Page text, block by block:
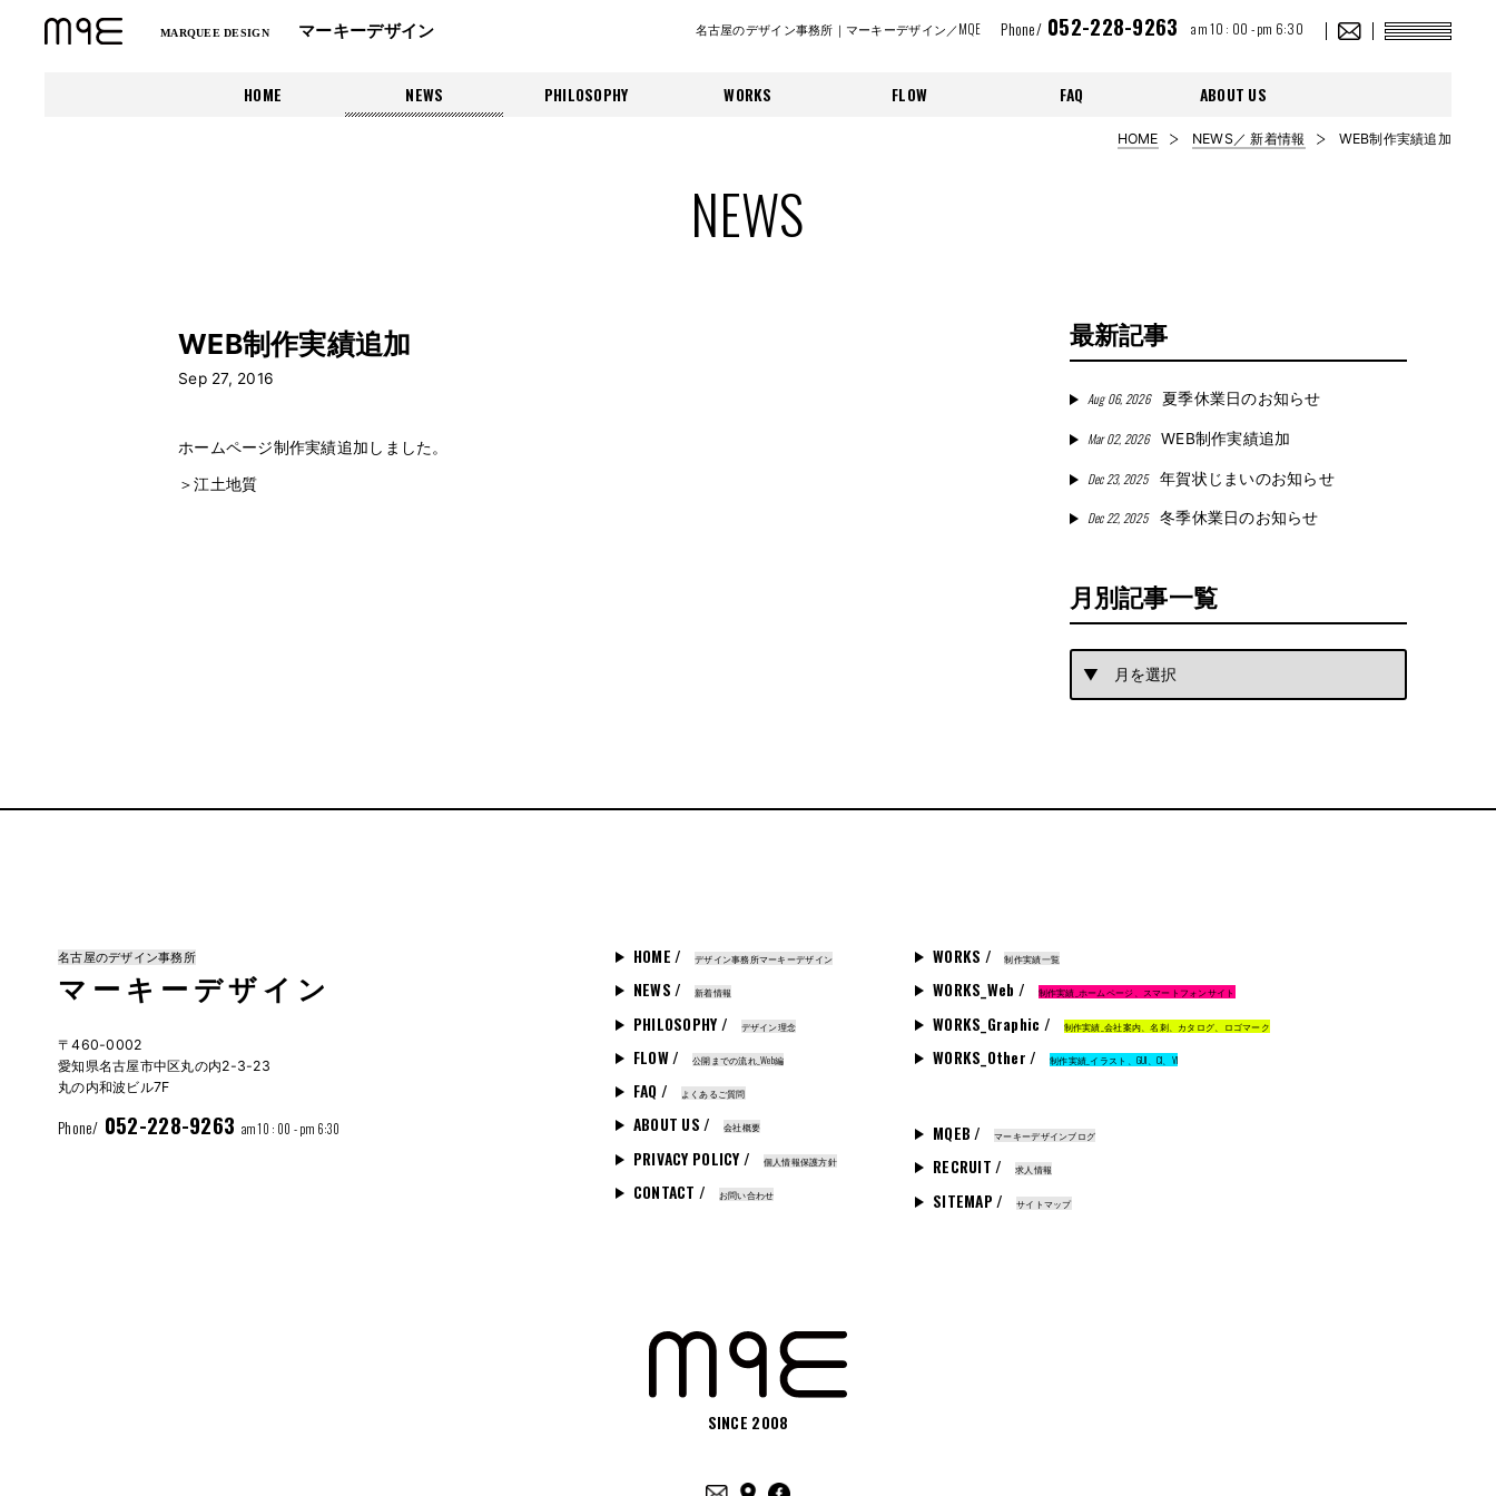
MARQUEE DESIGN マーキーデザイン 名古屋のデザイン事務所｜マーキーデザイン／MQE Phone/052-228-9263 am 10 : 00 - pm 6:30
HOME NEWS PHILOSOPHY WORKS FLOW FAQ ABOUT US
HOME NEWS／ 新着情報 WEB制作実績追加
NEWS
WEB制作実績追加
Sep 27, 2016
ホームページ制作実績追加しました。
＞江土地質
最新記事
Aug 06, 2026 夏季休業日のお知らせ
Mar 02, 2026 WEB制作実績追加
Dec 23, 2025 年賀状じまいのお知らせ
Dec 22, 2025 冬季休業日のお知らせ
月別記事一覧
HOME / デザイン事務所マーキーデザイン
NEWS / 新着情報
PHILOSOPHY / デザイン理念
FLOW / 公開までの流れ_Web編
FAQ / よくあるご質問
ABOUT US / 会社概要
PRIVACY POLICY / 個人情報保護方針
CONTACT / お問い合わせ
WORKS / 制作実績一覧
WORKS_Web / 制作実績_ホームページ、スマートフォンサイト
WORKS_Graphic / 制作実績_会社案内、名刺、カタログ、ロゴマーク
WORKS_Other / 制作実績_イラスト、GUI、CI、VI
MQEB / マーキーデザインブログ
RECRUIT / 求人情報
SITEMAP / サイトマップ
名古屋のデザイン事務所
マーキーデザイン
〒460-0002
愛知県名古屋市中区丸の内2-3-23
丸の内和波ビル7F
Phone/ 052-228-9263 am 10 : 00 - pm 6:30
SINCE 2008